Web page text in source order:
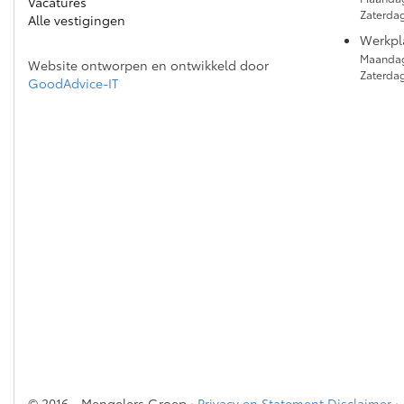
Alle vestigingen
Website ontworpen en ontwikkeld door
GoodAdvice-IT